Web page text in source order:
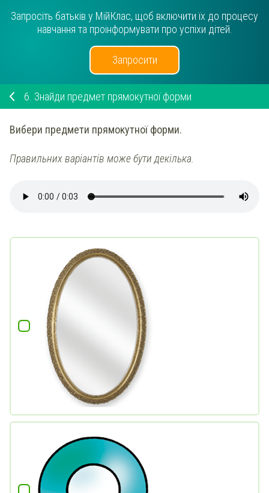
Запросіть батьків у МійКлас, щоб включити їх до процесу
навчання та проінформувати про успіхи дітей.
Запросити
6. Знайди предмет прямокутної форми
Вибери предмети прямокутної форми.
Правильних варіантів може бути декілька.